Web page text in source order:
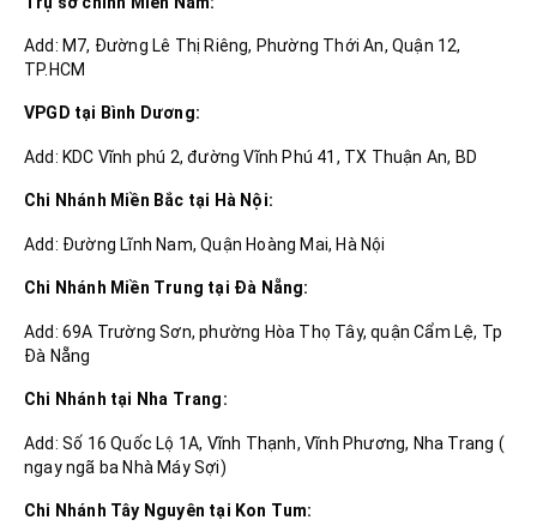
Add: M7, Đường Lê Thị Riêng, Phường Thới An, Quận 12,
TP.HCM
VPGD tại Bình Dương:
Add: KDC Vĩnh phú 2, đường Vĩnh Phú 41, TX Thuận An, BD
Chi Nhánh Miền Bắc tại Hà Nội:
Add: Đường Lĩnh Nam, Quận Hoàng Mai, Hà Nội
Chi Nhánh Miền Trung tại Đà Nẵng:
Add: 69A Trường Sơn, phường Hòa Thọ Tây, quận Cẩm Lệ, Tp
Đà Nẵng
Chi Nhánh tại Nha Trang:
Add: Số 16 Quốc Lộ 1A, Vĩnh Thạnh, Vĩnh Phương, Nha Trang (
ngay ngã ba Nhà Máy Sợi)
Chi Nhánh Tây Nguyên tại Kon Tum: